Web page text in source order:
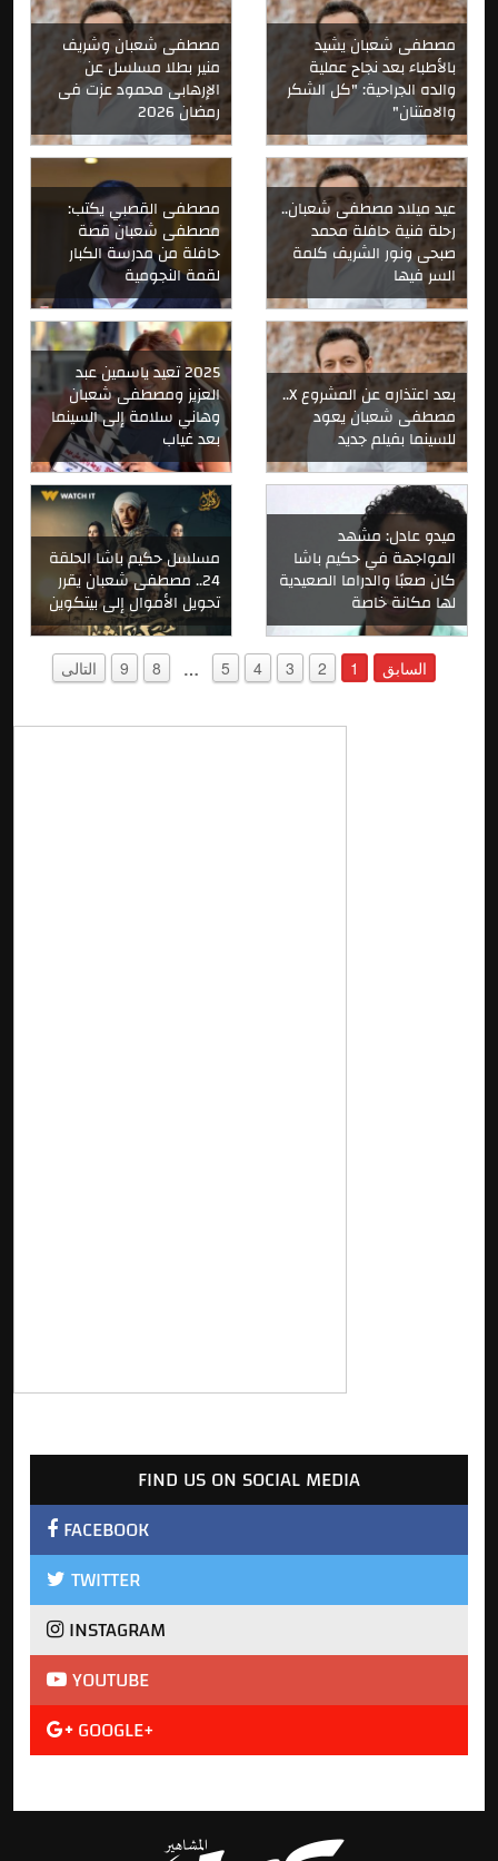
مصطفى شعبان وشريف
منير بطلا مسلسل عن
الإرهابى محمود عزت فى
رمضان 2026
مصطفى شعبان يشيد
بالأطباء بعد نجاح عملية
والده الجراحية: "كل الشكر
والامتنان"
مصطفى القصبي يكتب:
مصطفى شعبان قصة
حافلة من مدرسة الكبار
لقمة النجومية
عيد ميلاد مصطفى شعبان..
رحلة فنية حافلة محمد
صبحى ونور الشريف كلمة
السر فيها
2025 تعيد ياسمين عبد
العزيز ومصطفى شعبان
وهاني سلامة إلى السينما
بعد غياب
بعد اعتذاره عن المشروع X..
مصطفى شعبان يعود
للسينما بفيلم جديد
مسلسل حكيم باشا الحلقة
24.. مصطفى شعبان يقرر
تحويل الأموال إلى بيتكوين
ميدو عادل: مشهد
المواجهة في حكيم باشا
كان صعبًا والدراما الصعيدية
لها مكانة خاصة
السابق 1
2
3
4
5
…
8
9 التالى
FIND US ON SOCIAL MEDIA
FACEBOOK
TWITTER
INSTAGRAM
YOUTUBE
GOOGLE+